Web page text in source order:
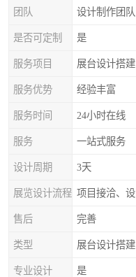
团队 设计制作团队
是否可定制 是
服务项目 展台设计搭建
服务优势 经验丰富
服务时间 24小时在线
服务 一站式服务
设计周期 3天
展览设计流程
售后 完善
类型 展台设计搭建
专业设计 是